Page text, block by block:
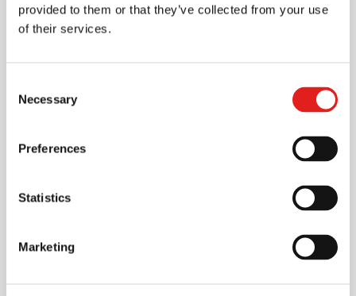
provided to them or that they’ve collected from your use
of their services.
Selection
Necessary
Preferences
Statistics
Marketing
HIGHLIGHTS
Architecture
d’usinage à haute